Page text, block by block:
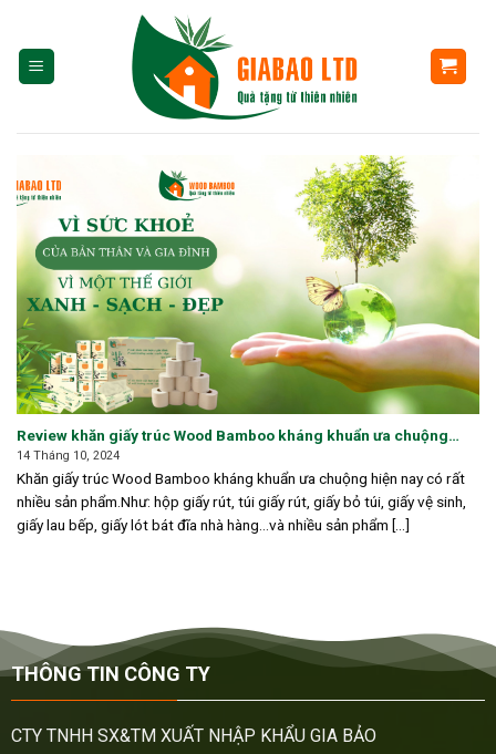
content
Review khăn giấy trúc Wood Bamboo kháng khuẩn ưa chuộng
hiện nay
14 Tháng 10, 2024
Khăn giấy trúc Wood Bamboo kháng khuẩn ưa chuộng hiện nay có rất
nhiều sản phẩm.Như: hộp giấy rút, túi giấy rút, giấy bỏ túi, giấy vệ sinh,
giấy lau bếp, giấy lót bát đĩa nhà hàng…và nhiều sản phẩm [...]
THÔNG TIN CÔNG TY
CTY TNHH SX&TM XUẤT NHẬP KHẨU GIA BẢO